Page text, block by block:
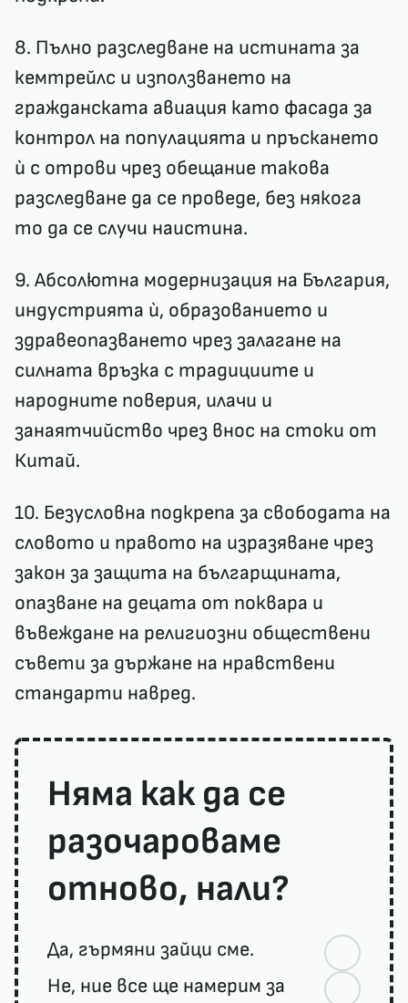
8. Пълно разследване на истината за
кемтрейлс и използването на
гражданската авиация като фасада за
контрол на популацията и пръскането
ѝ с отрови чрез обещание такова
разследване да се проведе, без някога
то да се случи наистина.
9. Абсолютна модернизация на България,
индустрията ѝ, образованието и
здравеопазването чрез залагане на
силната връзка с традициите и
народните поверия, илачи и
занаятчийство чрез внос на стоки от
Китай.
10. Безусловна подкрепа за свободата на
словото и правото на изразяване чрез
закон за защита на българщината,
опазване на децата от поквара и
въвеждане на религиозни обществени
съвети за държане на нравствени
стандарти навред.
Няма как да се
разочароваме
отново, нали?
Да, гърмяни зайци сме.
Не, ние все ще намерим за